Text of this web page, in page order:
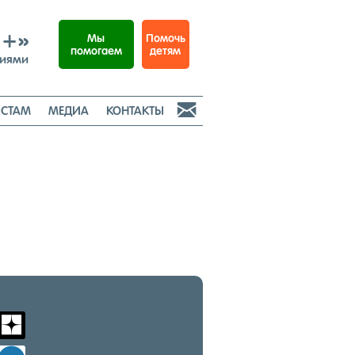
Мы
помогаем
Помочь
детям
МЕДИА КОНТАКТЫ 
zen-